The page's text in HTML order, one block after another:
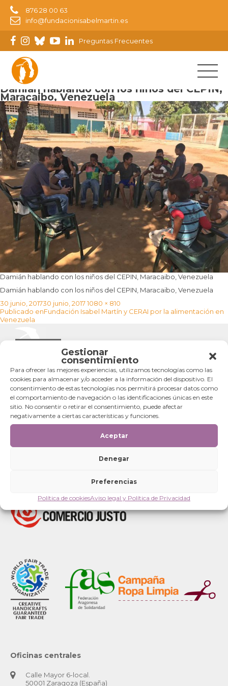
Gestionar
consentimiento
Para ofrecer las mejores experiencias, utilizamos tecnologías como las
cookies para almacenar y/o acceder a la información del dispositivo. El
consentimiento de estas tecnologías nos permitirá procesar datos como
el comportamiento de navegación o las identificaciones únicas en este
sitio. No consentir o retirar el consentimiento, puede afectar
negativamente a ciertas características y funciones.
Aceptar
Denegar
Preferencias
Política de cookiesAviso legal y Política de Privacidad
876 28 00 63
info@fundacionisabelmartin.es
Preguntas Frecuentes
Imagen anterior
Damián hablando con los niños del CEPIN,
Maracaibo, Venezuela
Damián hablando con los niños del CEPIN, Maracaibo, Venezuela
Damián hablando con los niños del CEPIN, Maracaibo, Venezuela
Publicado
el
30 junio, 201730 junio, 2017Tamaño
completo
1080 × 810
Navegación
de
Publicado enFundación Isabel Martín y CERAI por la alimentación en
Venezuela
Oficinas centrales
Calle Mayor 6-local.
50001 Zaragoza (España)